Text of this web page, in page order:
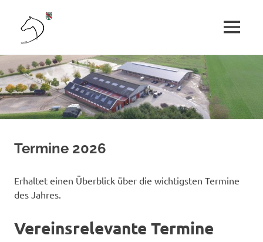
Zum
Inhalt
springen
und
Fahrverein
Senden
Jugendliche
und
Erwachsene
erleben
Pferdesport.
MENÜ
Termine 2026
Erhaltet einen Überblick über die wichtigsten Termine
des Jahres.
Vereinsrelevante Termine